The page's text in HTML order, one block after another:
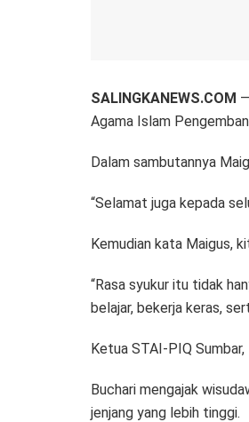
SALINGKANEWS.COM
Agama Islam
Dalam sambutannya
“Selamat juga kepada
Kemudian kata Maigus,
“Rasa syukur itu tidak
belajar, bekerja keras,
Ketua STAI-PIQ
Buchari mengajak
jenjang yang lebih tinggi.